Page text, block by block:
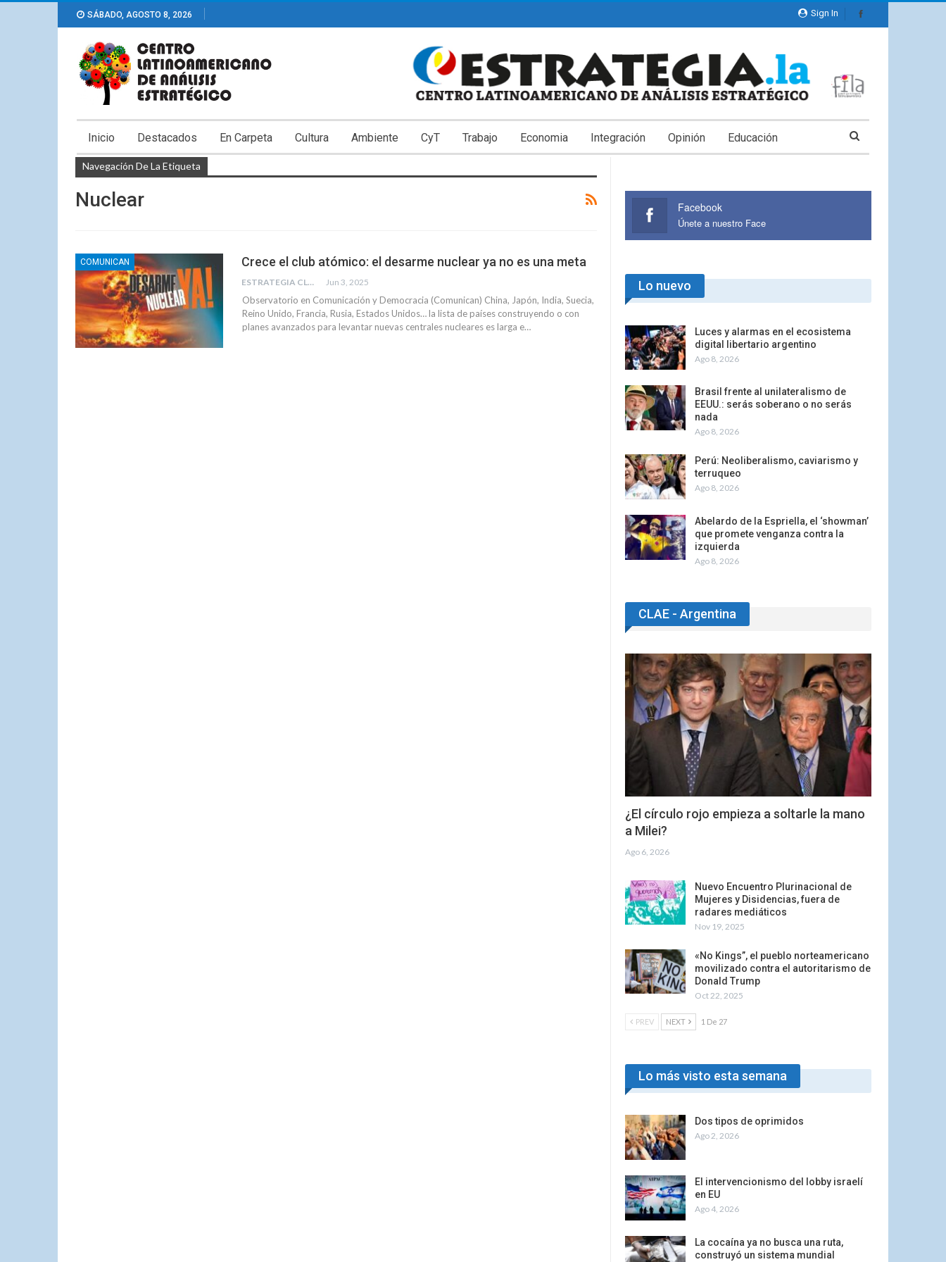
Sign In
SÁBADO, AGOSTO 8, 2026
Inicio Destacados En Carpeta Cultura Ambiente CyT Trabajo Economia Integración Opinión Educación
Navegación De La Etiqueta
Nuclear
COMUNICAN Crece el club atómico: el desarme nuclear ya no es una meta
ESTRATEGIA CLAE Jun 3, 2025
Observatorio en Comunicación y Democracia (Comunican) China, Japón, India, Suecia,
Reino Unido, Francia, Rusia, Estados Unidos… la lista de países construyendo o con
planes avanzados para levantar nuevas centrales nucleares es larga e…
Facebook
Únete a nuestro Face
Lo nuevo
Luces y alarmas en el ecosistema
digital libertario argentino
Ago 8, 2026
Brasil frente al unilateralismo de
EEUU.: serás soberano o no serás
nada
Ago 8, 2026
Perú: Neoliberalismo, caviarismo y
terruqueo
Ago 8, 2026
Abelardo de la Espriella, el ‘showman’
que promete venganza contra la
izquierda
Ago 8, 2026
CLAE - Argentina
¿El círculo rojo empieza a soltarle la mano
a Milei?
Ago 6, 2026
Nuevo Encuentro Plurinacional de
Mujeres y Disidencias, fuera de
radares mediáticos
Nov 19, 2025
«No Kings”, el pueblo norteamericano
movilizado contra el autoritarismo de
Donald Trump
Oct 22, 2025
PREV NEXT 1 De 27
Lo más visto esta semana
Dos tipos de oprimidos
Ago 2, 2026
El intervencionismo del lobby israelí
en EU
Ago 4, 2026
La cocaína ya no busca una ruta,
construyó un sistema mundial